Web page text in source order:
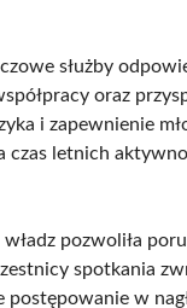
służby
oraz
i zapewnienie
czas letnich
pozwoliła
spotkania
postępowanie w